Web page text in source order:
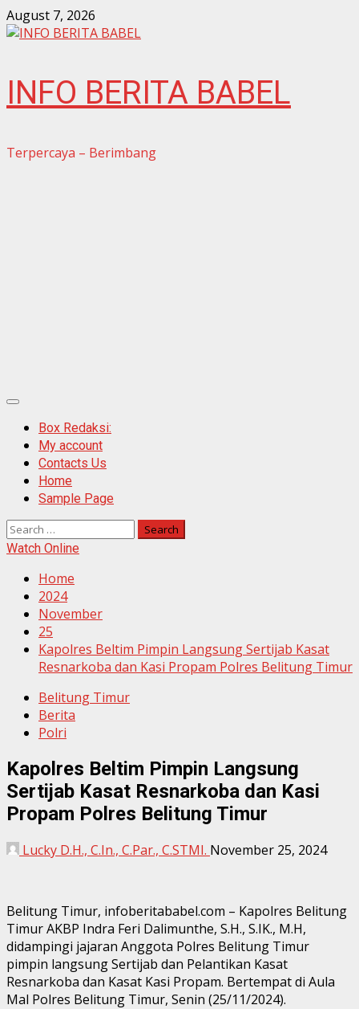
Skip
to
August 7, 2026
INFO BERITA BABEL
Terpercaya – Berimbang
Primary
MenuBox Redaksi:
My account
Contacts Us
Home
Sample Page
Search
for:
Watch Online
Home
2024
November
25
Kapolres Beltim Pimpin Langsung Sertijab Kasat
Resnarkoba dan Kasi Propam Polres Belitung Timur
Belitung Timur
Berita
Polri
Kapolres Beltim Pimpin Langsung
Sertijab Kasat Resnarkoba dan Kasi
Propam Polres Belitung Timur
Lucky D.H., C.In., C.Par., C.STMI. November 25, 2024
Belitung Timur, infoberitababel.com – Kapolres Belitung
Timur AKBP Indra Feri Dalimunthe, S.H., S.IK., M.H,
didampingi jajaran Anggota Polres Belitung Timur
pimpin langsung Sertijab dan Pelantikan Kasat
Resnarkoba dan Kasat Kasi Propam. Bertempat di Aula
Mal Polres Belitung Timur, Senin (25/11/2024).